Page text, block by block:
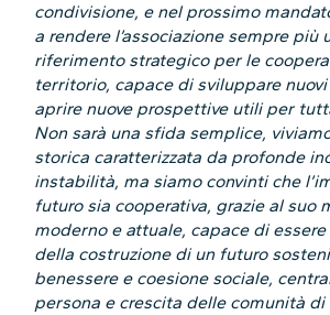
condivisione, e nel prossimo
a rendere l’associazione sempre più
riferimento strategico per le
territorio, capace di sviluppare
aprire nuove prospettive utili per
Non sarà una sfida semplice,
storica caratterizzata da profonde
instabilità, ma siamo convinti che
futuro sia cooperativa, grazie al suo
moderno e attuale, capace di
della costruzione di un futuro
benessere e coesione sociale,
persona e crescita delle comunità di